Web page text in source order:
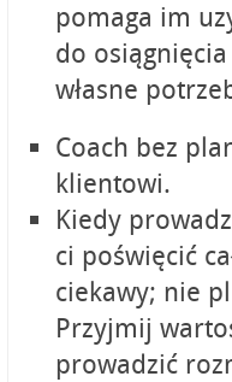
pomaga im
do
własne
Coach bez
klientowi.
Kiedy
ci poświęcić
ciekawy; nie
Przyjmij
prowadzić